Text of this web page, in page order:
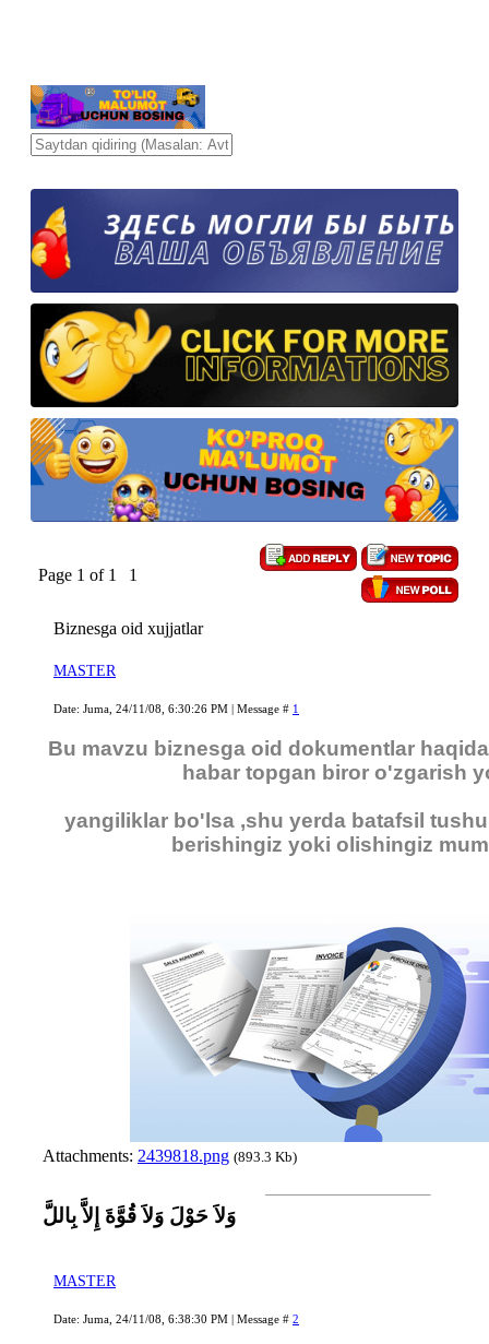
Page 1 of 1 1
Biznesga oid xujjatlar
MASTER
Date: Juma, 24/11/08, 6:30:26 PM | Message # 1
Bu mavzu biznesga oid dokumentlar
habar topgan biror o'zgarish
yangiliklar bo'lsa ,shu yerda batafsil
berishingiz yoki olishingiz
Attachments: 2439818.png (893.3 Kb)
وَلاَ حَوْلَ وَلاَ قُوَّةَ إِلاَّ بِاللَّ
MASTER
Date: Juma, 24/11/08, 6:38:30 PM | Message # 2